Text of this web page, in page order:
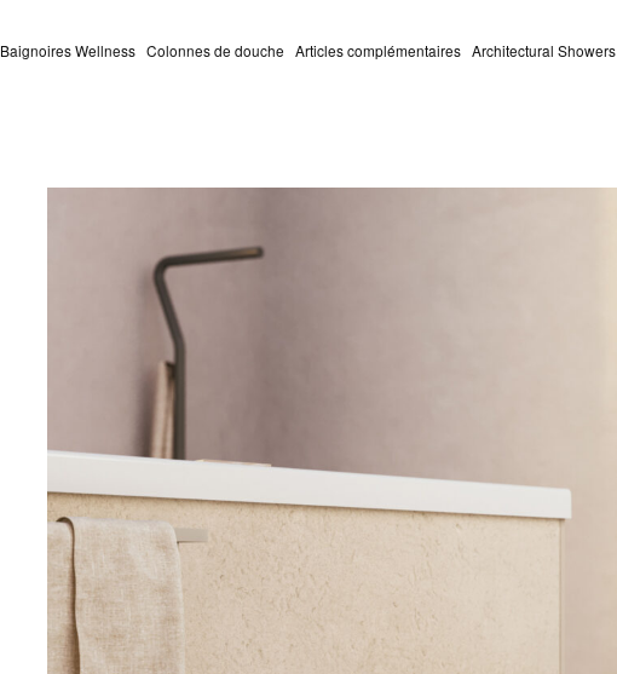
Baignoires Wellness Colonnes de douche Articles complémentaires Architectural Showers